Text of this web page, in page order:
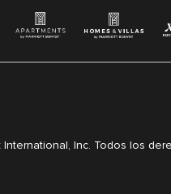
International, Inc. Todos los